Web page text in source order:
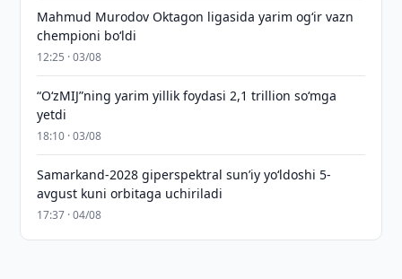
Mahmud Murodov Oktagon ligasida yarim og‘ir vazn
chempioni bo‘ldi
12:25 · 03/08
“O‘zMIJ”ning yarim yillik foydasi 2,1 trillion so‘mga
yetdi
18:10 · 03/08
Samarkand-2028 giperspektral sun’iy yo‘ldoshi 5-
avgust kuni orbitaga uchiriladi
17:37 · 04/08